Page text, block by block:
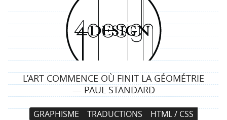
4
d
e
s
i
L’ART COMMENCE OÙ FINIT LA GÉOMÉTRIE
— PAUL STANDARD
GRAPHISME TRADUCTIONS
HTML / CSS